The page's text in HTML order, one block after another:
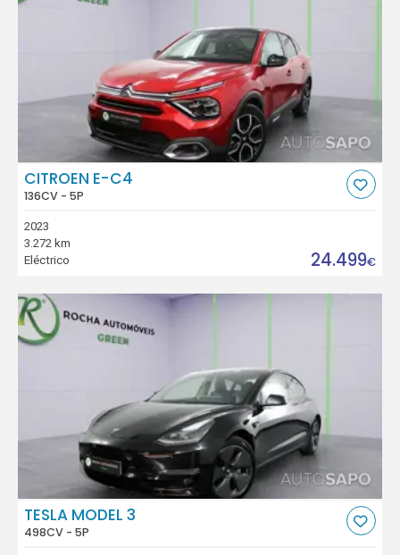
CITROEN E-C4
136CV - 5P
2023
3.272 km
Eléctrico
24.499€
TESLA MODEL 3
498CV - 5P